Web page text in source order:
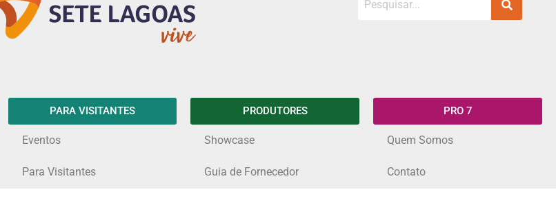
PARA VISITANTES
Eventos
Para Visitantes
PRODUTORES
Showcase
Guia de Fornecedor
PRO 7
Quem Somos
Contato